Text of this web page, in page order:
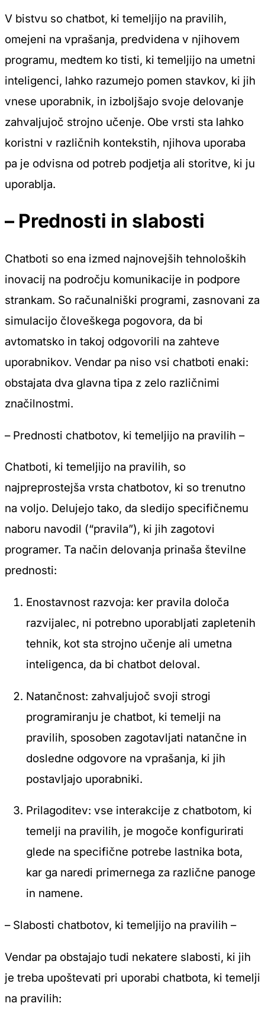
V bistvu so chatbot, ki temeljijo na pravilih,
omejeni na vprašanja, predvidena v njihovem
programu, medtem ko tisti, ki temeljijo na umetni
inteligenci, lahko razumejo pomen stavkov, ki jih
vnese uporabnik, in izboljšajo svoje delovanje
zahvaljujoč strojno učenje. Obe vrsti sta lahko
koristni v različnih kontekstih, njihova uporaba
pa je odvisna od potreb podjetja ali storitve, ki ju
uporablja.
– Prednosti in slabosti
Chatboti so ena izmed najnovejših tehnoloških
inovacij na področju komunikacije in podpore
strankam. So računalniški programi, zasnovani za
simulacijo človeškega pogovora, da bi
avtomatsko in takoj odgovorili na zahteve
uporabnikov. Vendar pa niso vsi chatboti enaki:
obstajata dva glavna tipa z zelo različnimi
značilnostmi.
– Prednosti chatbotov, ki temeljijo na pravilih –
Chatboti, ki temeljijo na pravilih, so
najpreprostejša vrsta chatbotov, ki so trenutno
na voljo. Delujejo tako, da sledijo specifičnemu
naboru navodil (“pravila”), ki jih zagotovi
programer. Ta način delovanja prinaša številne
prednosti:
Enostavnost razvoja: ker pravila določa
razvijalec, ni potrebno uporabljati zapletenih
tehnik, kot sta strojno učenje ali umetna
inteligenca, da bi chatbot deloval.
Natančnost: zahvaljujoč svoji strogi
programiranju je chatbot, ki temelji na
pravilih, sposoben zagotavljati natančne in
dosledne odgovore na vprašanja, ki jih
postavljajo uporabniki.
Prilagoditev: vse interakcije z chatbotom, ki
temelji na pravilih, je mogoče konfigurirati
glede na specifične potrebe lastnika bota,
kar ga naredi primernega za različne panoge
in namene.
– Slabosti chatbotov, ki temeljijo na pravilih –
Vendar pa obstajajo tudi nekatere slabosti, ki jih
je treba upoštevati pri uporabi chatbota, ki temelji
na pravilih: